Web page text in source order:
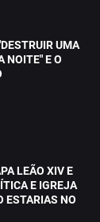
UMA
NOITE" E O
LEÃO XIV E
E IGREJA
ESTARIAS NO